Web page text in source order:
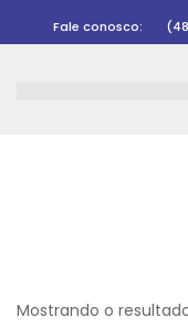
Fale conosco:
Mostrando o